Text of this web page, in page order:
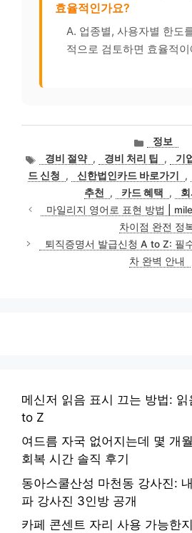
효율적인가요?
A. 업종별, 사용자별 한도
적으로 검토하면 효율적이
카
테
고
리
정보
태
그
경비 절약 , 경비 처리 팁 , 기
드 신청
, 신한법인카드 바로가기 ,
추천
, 카드 혜택 ,
마일리지 영어로 표현 방법 |
차이점 완전 정
퇴직증명서 발급신청 A to Z: 필
차 완벽 안내
메신저 읽음 표시 끄는 방법:
to Z
여드름 자국 없어지는데 몇 개
회복 시간 솔직 후기
동아스쿨산성 마천동 강사진:
파 강사진 3인방 공개
카페 콘센트 자리 사용 가능한